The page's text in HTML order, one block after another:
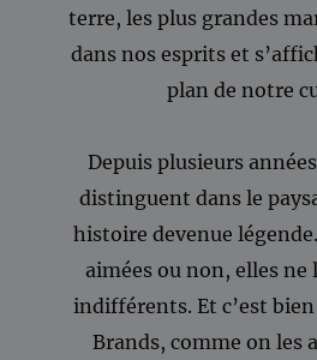
terre, les plus grandes
dans nos esprits et
plan de notre
Depuis plusieurs
distinguent dans le
histoire devenue
aimées ou non, elles ne
indifférents. Et c’est bien
Brands, comme on les